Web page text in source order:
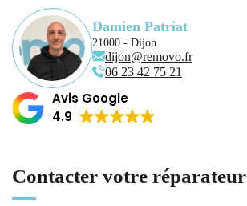
Damien Patriat
21000 - Dijon
dijon@removo.fr
06 23 42 75 21
Avis Google
4.9
Contacter votre réparateur